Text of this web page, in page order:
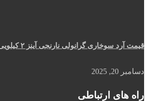
قیمت آرد سوخاری گرانولی نارنجی آینز ۲ کیلویی در آذر ۱۴۰۴
دسامبر 20, 2025
راه های ارتباطی